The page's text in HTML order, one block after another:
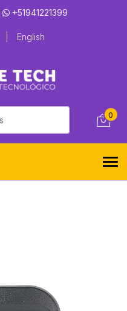
+51941221399
English
0